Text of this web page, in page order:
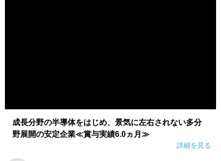
成長分野の半導体をはじめ、景気に左右されない多分
野展開の安定企業≪賞与実績6.0ヵ月≫
詳細を見る